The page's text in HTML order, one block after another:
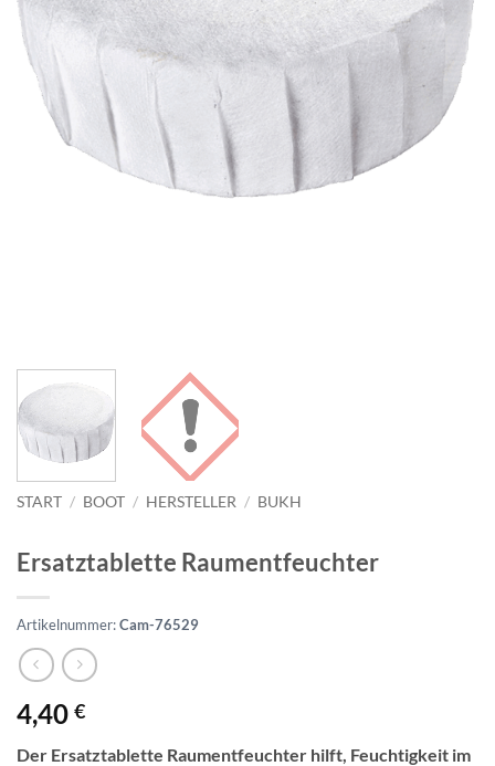
START / BOOT / HERSTELLER / BUKH
Ersatztablette Raumentfeuchter
Artikelnummer:Cam-76529
4,40 €
Der Ersatztablette Raumentfeuchter hilft, Feuchtigkeit im